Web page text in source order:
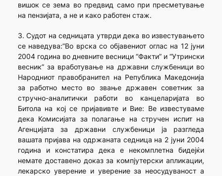
вишок се зема во предвид само при пресметување
на пензијата, а не и како работен стаж.
3. Судот на седницата утврди дека во известувањето
се наведува:”Во врска со објавениот оглас на 12 јуни
2004 година во дневните весници “Факти” и “Утрински
весник” за вработување на државни службеници во
Народниот правобранител на Република Македонија
за работно место во звање државен советник за
стручно-аналитички работи во канцеларијата во
Битола на кој се пријавивте и Вие: Ве известуваме
дека Комисијата за полагање на стручен испит на
Агенцијата за државни службеници ја разгледа
вашата пријава на одржаната седница на 2 јуни 2004
година и констатира дека е некомплетна бидејќи
немате доставено доказ за компјутерски апликации,
лекарско уверение и уверение за неосудуваност а